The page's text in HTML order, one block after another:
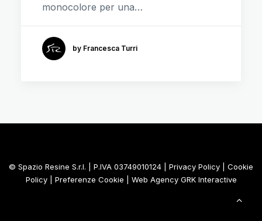
monocolore per una…
by Francesca Turri
© Spazio Resine S.r.l. | P.IVA 03749010124 | Privacy Policy
Cookie
Policy| Preferenze Cookie | Web Agency GRK Interactive